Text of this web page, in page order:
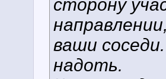
сторону
ваши
надоть.